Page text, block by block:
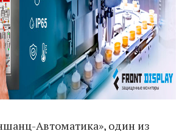
Автоматика», один из